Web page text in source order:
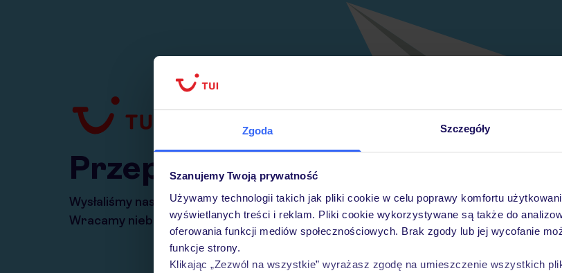
Zgoda Szczegóły
Szanujemy Twoją prywatność
Używamy technologii takich jak pliki cookie w celu poprawy komfortu
wyświetlanych treści i reklam. Pliki cookie wykorzystywane są także do
oferowania funkcji mediów społecznościowych. Brak zgody lub jej wycofanie
funkcje strony.
Klikając „Zezwól na wszystkie” wyrażasz zgodę na umieszczenie wszystkich
Przepraszamy
Wysłaliśmy nasz serwis na krótkie wakacje.
Wracamy niebawem!